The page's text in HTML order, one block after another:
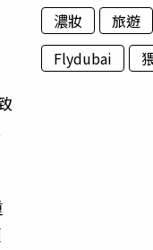
濃妝 旅遊
Flydubai